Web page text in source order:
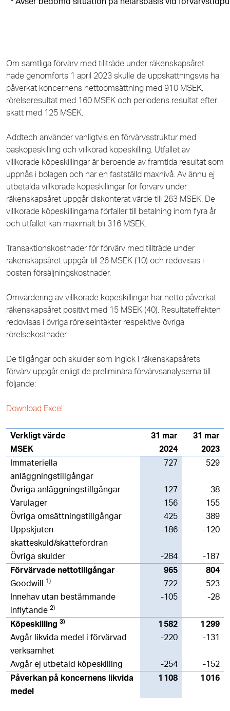
Om samtliga förvärv med tillträde under räkenskapsåret
hade genomförts 1 april 2023 skulle de uppskattningsvis ha
påverkat koncernens nettoomsättning med 910 MSEK,
rörelseresultat med 160 MSEK och periodens resultat efter
skatt med 125 MSEK.
Addtech använder vanligtvis en förvärvsstruktur med
basköpeskilling och villkorad köpeskilling. Utfallet av
villkorade köpeskillingar är beroende av framtida resultat som
uppnås i bolagen och har en fastställd maxnivå. Av ännu ej
utbetalda villkorade köpeskillingar för förvärv under
räkenskapsåret uppgår diskonterat värde till 263 MSEK. De
villkorade köpeskillingarna förfaller till betalning inom fyra år
och utfallet kan maximalt bli 316 MSEK.
Transaktionskostnader för förvärv med tillträde under
räkenskapsåret uppgår till 26 MSEK (10) och redovisas i
posten försäljningskostnader.
Omvärdering av villkorade köpeskillingar har netto påverkat
räkenskapsåret positivt med 15 MSEK (40). Resultateffekten
redovisas i övriga rörelseintäkter respektive övriga
rörelsekostnader.
De tillgångar och skulder som ingick i räkenskapsårets
förvärv uppgår enligt de preliminära förvärvsanalyserna till
följande:
Download Excel
Verkligt värde
MSEK
31 mar
2024
31 mar
2023
Immateriella
anläggningstillgångar
727 529
Övriga anläggningstillgångar 127
38
Varulager
156
155
Övriga omsättningstillgångar
425
389
Uppskjuten
skatteskuld/skattefordran
-186 -120
Övriga skulder -284
-187
Förvärvade nettotillgångar
965
804
Goodwill
1) 722
523
Innehav utan bestämmande
inflytande 2)
-105 -28
Köpeskilling 3) 1 582
1 299
Avgår likvida medel i förvärvad
verksamhet
-220 -131
Avgår ej utbetald köpeskilling -254
-152
Påverkan på koncernens likvida
medel
1 108 1 016